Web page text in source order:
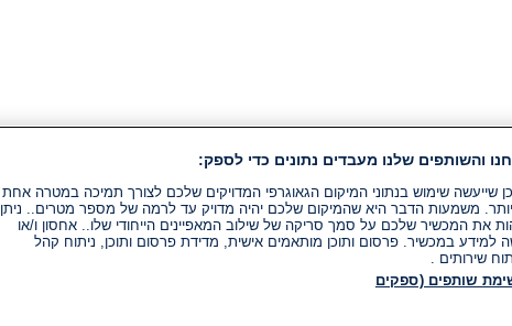
והשותפים שלנו מעבדים נתונים כדי לספק:
שייעשה שימוש בנתוני המיקום הגאוגרפי המדויקים שלכם לצורך תמיכה במטרה אחת
משמעות הדבר היא שהמיקום שלכם יהיה מדויק עד לרמה של מספר מטרים.. ניתן
את המכשיר שלכם על סמך סריקה של שילוב המאפיינים הייחודי שלו.. אחסון ו/או
למידע במכשיר. פרסום ותוכן מותאמים אישית, מדידת פרסום ותוכן, ניתוח קהל
שירותים .
שותפים (ספקים